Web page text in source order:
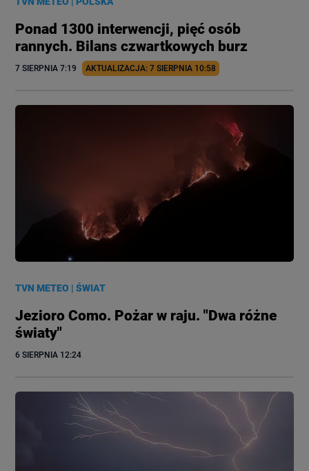
Ponad 1300 interwencji, pięć osób
rannych. Bilans czwartkowych burz
7 SIERPNIA 7:19 AKTUALIZACJA: 7 SIERPNIA 10:58
TVN METEO |ŚWIAT
Jezioro Como. Pożar w raju. "Dwa różne
światy"
6 SIERPNIA 12:24